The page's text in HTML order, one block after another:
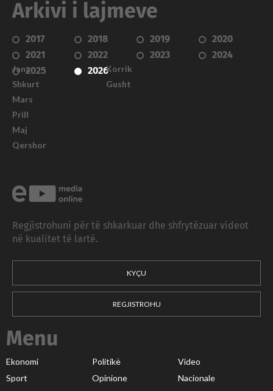
Arkivi i lajmeve
2017 2018 2019
2020
2021
2022 2023
2024
2025
2026
Janar
Shkurt
Mars
Prill
Maj
Qershor
Korrik
Gusht
Regjistrohuni për të shkarkuar dhe shfrytëzuar videot
në kualitet të lartë.
KYÇU
REGJISTROHU
Menu
Ekonomi Politikë
Video
Sport
Opinione
Nacionale